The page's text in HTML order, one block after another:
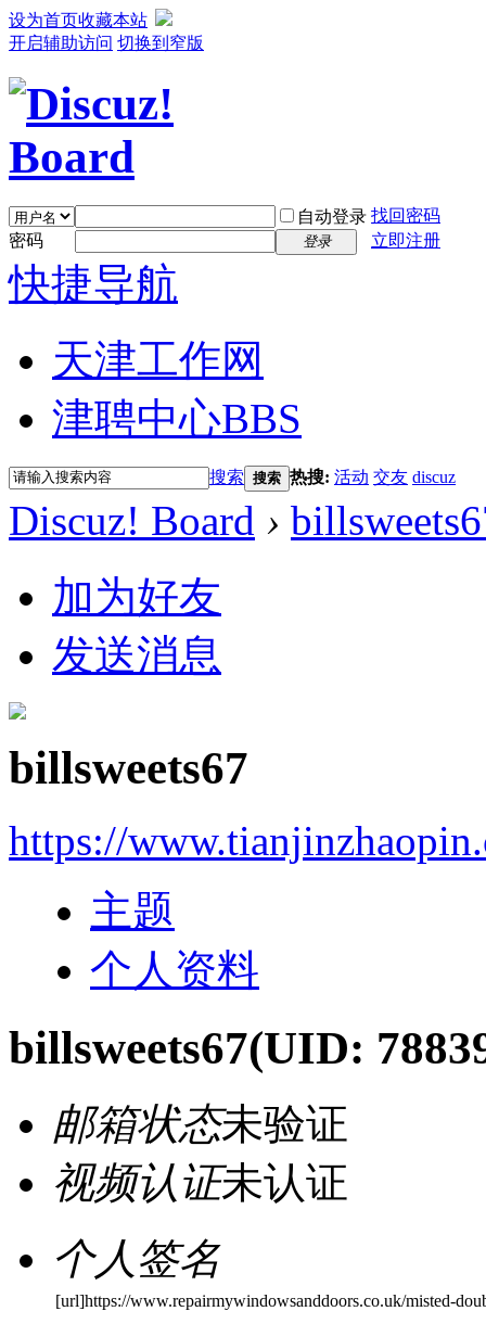
设为首页收藏本站
开启辅助访问 切换到窄版
自动登录 找回密码
密码
登录 立即注册
快捷导航
天津工作网
津聘中心BBS
搜索 搜索 热搜: 活动 交友 discuz
Discuz! Board ›
加为好友
发送消息
billsweets67
https://
主题
个人资料
billsweets67(UID:
邮箱状态未验证
视频认证未认证
个人签名
[url]https://www.repairmywindowsanddoors.co.uk/misted-